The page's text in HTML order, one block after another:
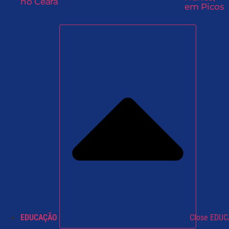
em Picos
EDUCAÇÃO Close